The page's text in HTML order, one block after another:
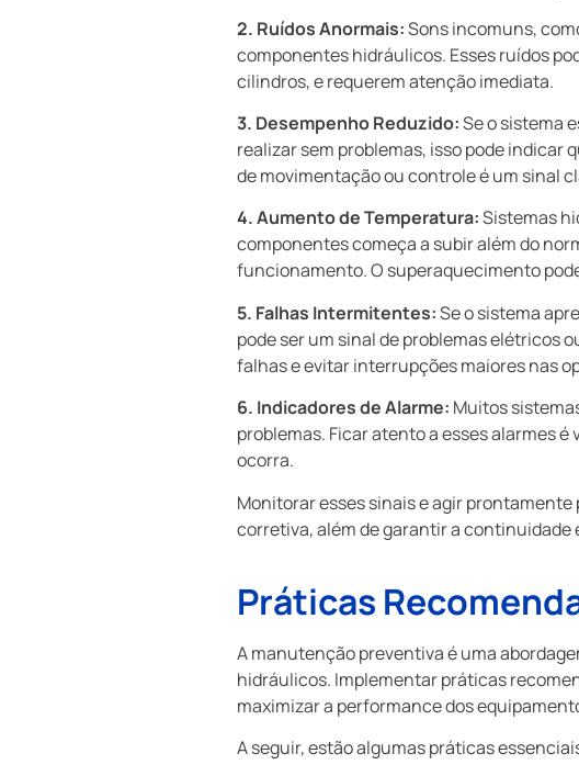
2. Ruídos Anormais:Sons incomuns,
componentes hidráulicos. Esses ruídos
cilindros, e requerem atenção imediata.
3. Desempenho Reduzido:Se o sistema
realizar sem problemas, isso pode indicar
de movimentação ou controle é um sinal
4. Aumento de Temperatura:Sistemas
componentes começa a subir além do
funcionamento. O superaquecimento
5. Falhas Intermitentes:Se o sistema
pode ser um sinal de problemas elétricos
falhas e evitar interrupções maiores nas
6. Indicadores de Alarme: Muitos
problemas. Ficar atento a esses alarmes
ocorra.
Monitorar esses sinais e agir
corretiva, além de garantir a continuidade
Práticas
A manutenção preventiva é uma
hidráulicos. Implementar práticas
maximizar a performance dos
A seguir, estão algumas práticas